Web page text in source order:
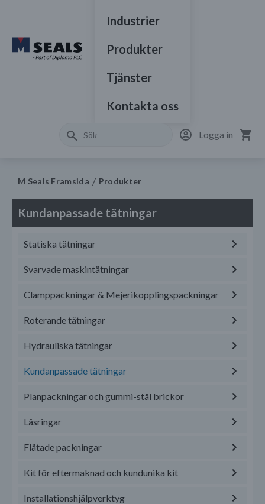
Industrier
Produkter
Tjänster
Kontakta oss
Logga in
M Seals Framsida Produkter
Kundanpassade tätningar
Statiska tätningar
Svarvade maskintätningar
Clamppackningar & Mejerikopplingspackningar
Roterande tätningar
Hydrauliska tätningar
Kundanpassade tätningar
Planpackningar och gummi-stål brickor
Låsringar
Flätade packningar
Kit för eftermaknad och kundunika kit
Installationshjälpverktyg